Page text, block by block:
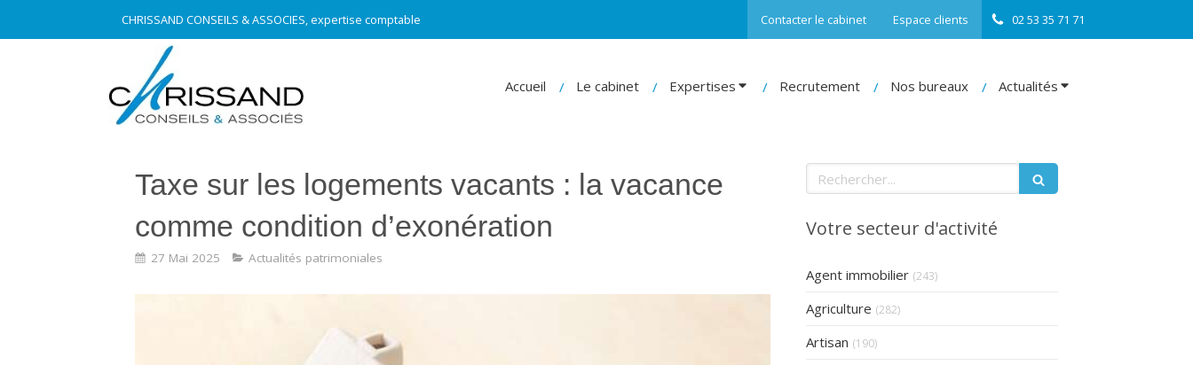
CHRISSAND CONSEILS & ASSOCIES, expertise comptable 02 53 35 71 71
Espace clients
Contacter le cabinet
Accueil Le cabinet Expertises Recrutement Nos bureaux Actualités
Taxe sur les logements vacants : la vacance
comme condition d’exonération
27 Mai 2025 Actualités patrimoniales
Rechercher
Votre secteur d'activité
Agent immobilier (243)Articles Count
Agriculture (282)Articles Count
Artisan (190)Articles Count